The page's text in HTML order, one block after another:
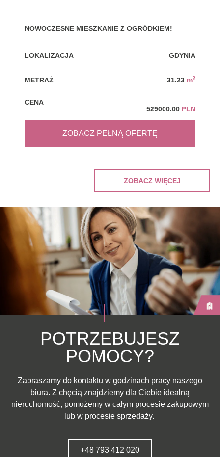
NOWOCZESNE MIESZKANIE Z OGRÓDKIEM!
LOKALIZACJA GDYNIA
METRAŻ 31.23 m2
CENA
529000.00 PLN
ZOBACZ PEŁNĄ OFERTĘ
ZOBACZ WIĘCEJ
POTRZEBUJESZ
POMOCY?
Zapraszamy do kontaktu w godzinach pracy naszego
biura. Z chęcią znajdziemy dla Ciebie idealną
nieruchomość, pomożemy w całym procesie zakupowym
lub w procesie sprzedaży.
+48 793 412 020